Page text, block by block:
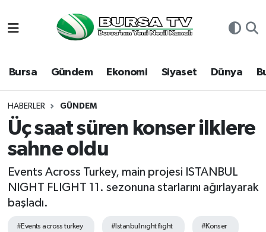
Bursa Gündem Ekonomi Siyaset Dünya
HABERLER GÜNDEM
Üç saat süren konser ilklere
sahne oldu
Events Across Turkey, main projesi ISTANBUL
NIGHT FLIGHT 11. sezonuna starlarını ağırlayarak
başladı.
#Events across turkey #Istanbul nıght flıght #Konser
Bursa
Dünya
Eğitim
Ekonomi
Genel
Gündem
Hava Durumu
Namaz Vakitleri
Trafik Durumu
Süper Lig Puan Durumu ve Fikstür
Tüm Manşetler
Son Dakika Haberleri